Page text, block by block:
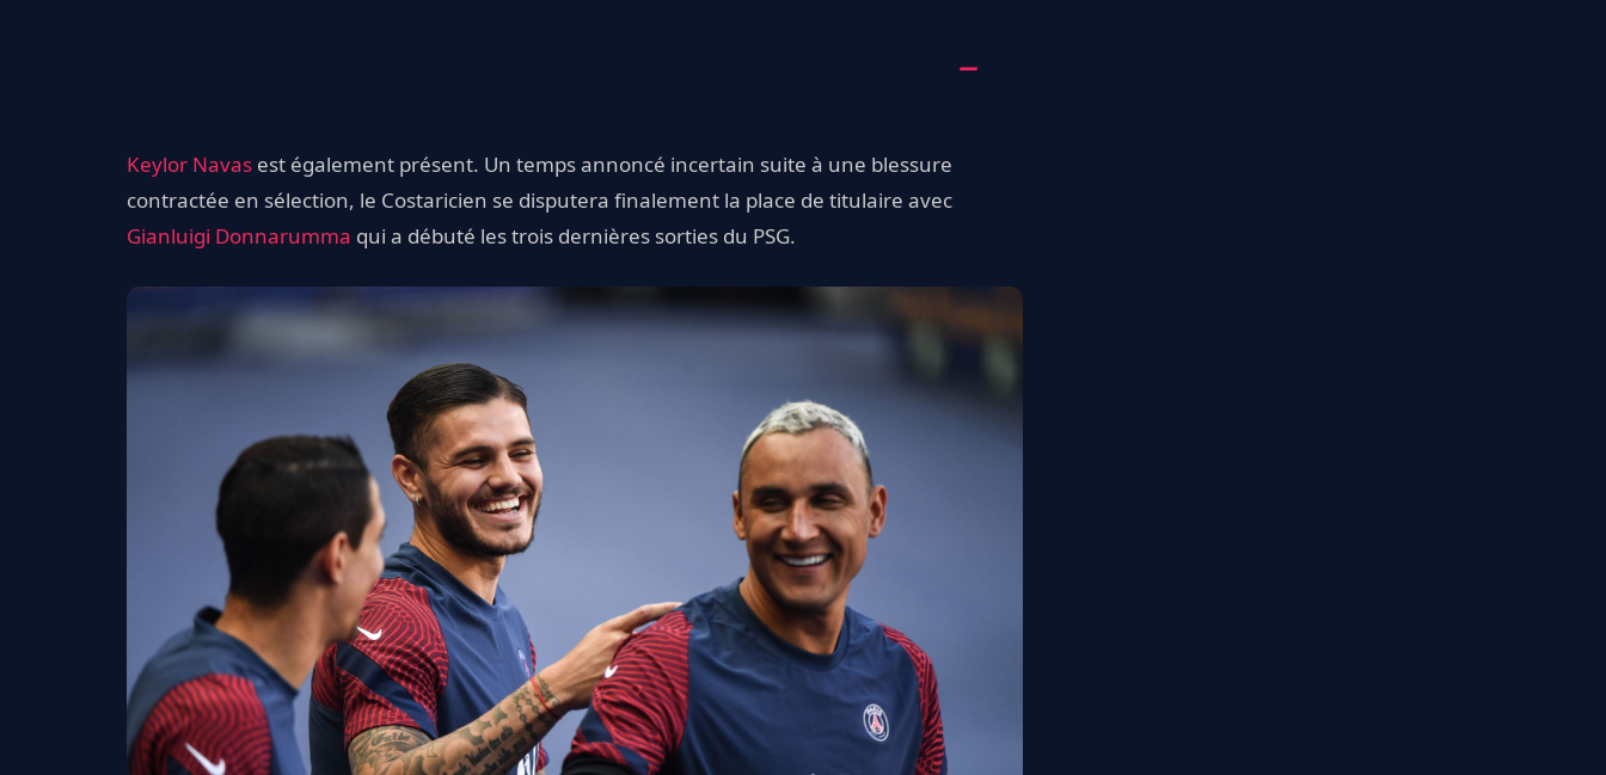
Keylor Navas est également présent. Un temps annoncé incertain suite à une blessure
contractée en sélection, le Costaricien se disputera finalement la place de titulaire avec
Gianluigi Donnarumma qui a débuté les trois dernières sorties du PSG.